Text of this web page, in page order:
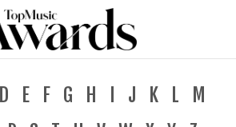
D E F G H J K L
M